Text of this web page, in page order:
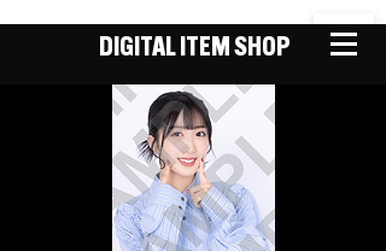
DIGITAL ITEM SHOP